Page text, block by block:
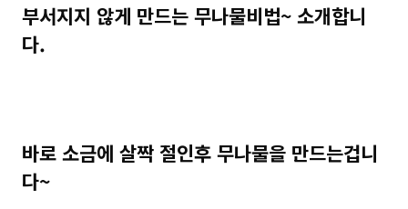
부서지지 않게 만드는 무나물비법~ 소개합니
다.
바로 소금에 살짝 절인후 무나물을 만드는겁니
다~